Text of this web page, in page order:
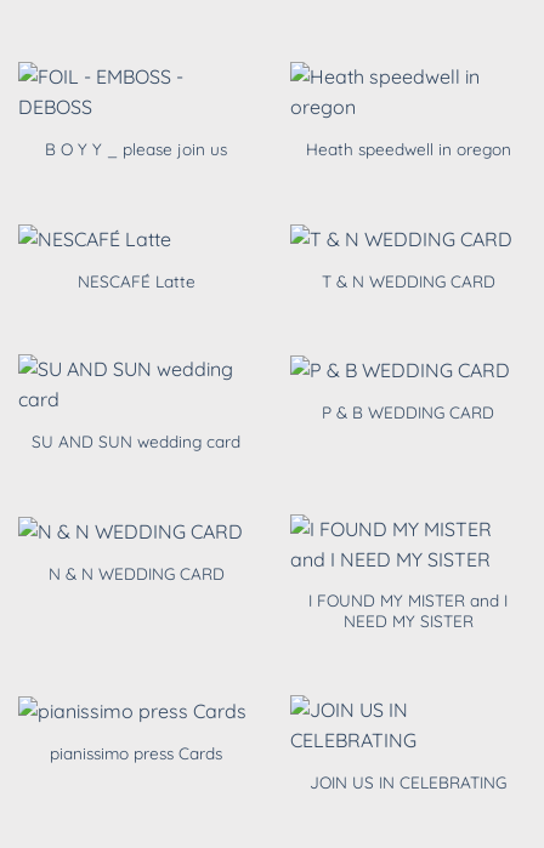
B O Y Y _ please join us Heath speedwell in oregon
NESCAFÉ Latte T & N WEDDING CARD
SU AND SUN wedding card
P & B WEDDING CARD
N & N WEDDING CARD
I FOUND MY MISTER and I
NEED MY SISTER
pianissimo press Cards
JOIN US IN CELEBRATING